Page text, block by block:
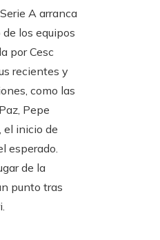
A arranca
los equipos
por Cesc
recientes y
como las
Pepe
el inicio de
esperado.
de la
punto tras